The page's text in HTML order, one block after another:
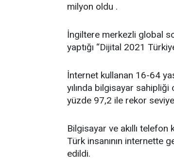
milyon oldu .
İngiltere merkezli global
yaptığı “Dijital 2021
İnternet kullanan 16-64
yılında bilgisayar sahipliği
yüzde 97,2 ile rekor
Bilgisayar ve akıllı telefon
Türk insanının internette
edildi.